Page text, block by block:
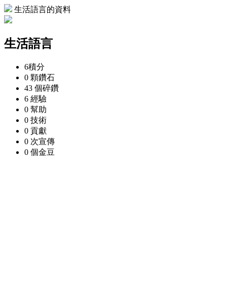
生活語言的資料
生活語言
6積分
0 顆鑽石
43 個碎鑽
6 經驗
0 幫助
0 技術
0 貢獻
0 次宣傳
0 個金豆